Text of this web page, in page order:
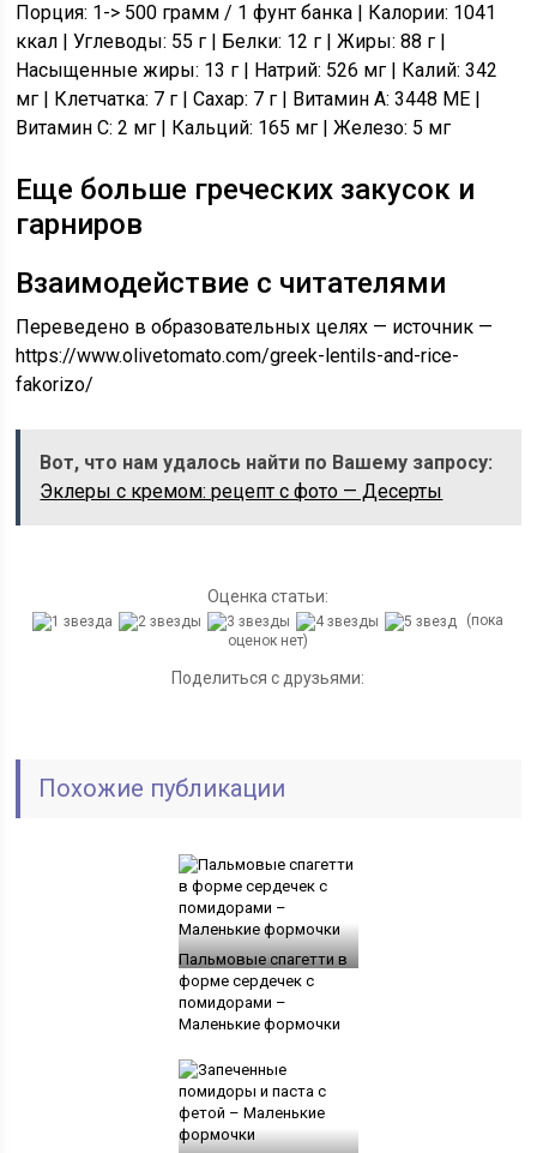
Порция: 1-> 500 грамм / 1 фунт банка | Калории: 1041
ккал | Углеводы: 55 г | Белки: 12 г | Жиры: 88 г |
Насыщенные жиры: 13 г | Натрий: 526 мг | Калий: 342
мг | Клетчатка: 7 г | Сахар: 7 г | Витамин A: 3448 МЕ |
Витамин C: 2 мг | Кальций: 165 мг | Железо: 5 мг
Еще больше греческих закусок и
гарниров
Взаимодействие с читателями
Переведено в образовательных целях — источник —
https://www.olivetomato.com/greek-lentils-and-rice-
fakorizo/
Вот, что нам удалось найти по Вашему запросу:
Эклеры с кремом: рецепт с фото — Десерты
Оценка статьи:
(пока
оценок нет)
Поделиться с друзьями:
Похожие публикации
Пальмовые спагетти в
форме сердечек с
помидорами –
Маленькие формочки